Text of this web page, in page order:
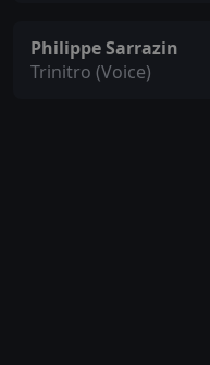
Philippe Sarrazin
Trinitro (Voice)